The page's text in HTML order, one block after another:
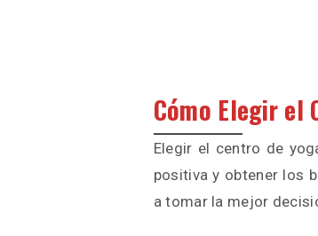
Cómo Elegir el
Elegir el centro de
positiva y obtener los
a tomar la mejor